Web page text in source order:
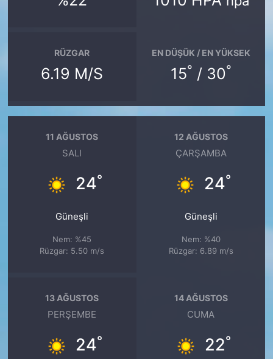
RÜZGAR
6.19 M/S
EN DÜŞÜK / EN YÜKSEK
15° / 30°
11 AĞUSTOS
SALI
24°
Güneşli
Nem: %45
Rüzgar: 5.50 m/s
12 AĞUSTOS
ÇARŞAMBA
24°
Güneşli
Nem: %40
Rüzgar: 6.89 m/s
13 AĞUSTOS
PERŞEMBE
24°
14 AĞUSTOS
CUMA
22°